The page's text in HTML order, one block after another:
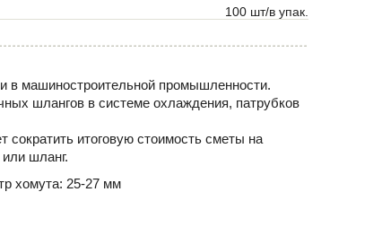
100 шт/в упак.
в машиностроительной промышленности.
шлангов в системе охлаждения, патрубков
сократить итоговую стоимость сметы на
шланг.
хомута: 25-27 мм